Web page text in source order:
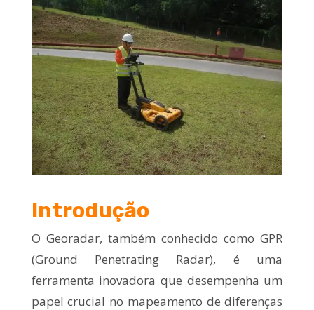
Introdução
O Georadar, também conhecido como GPR
(Ground Penetrating Radar), é uma
ferramenta inovadora que desempenha um
papel crucial no mapeamento de diferenças